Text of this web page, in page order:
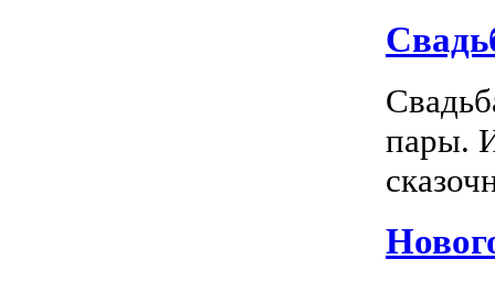
пары.